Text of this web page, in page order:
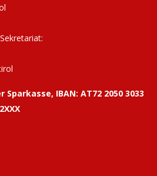
Sparkasse, IBAN: AT72 2050 3033